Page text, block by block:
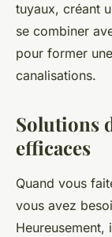
tuyaux, créant
se combiner
pour former
canalisations.
Solutions
efficaces
Quand vous
vous avez
Heureusement,